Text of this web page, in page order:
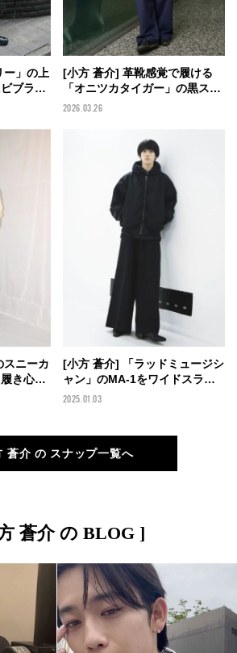
」の上
ブラム
ズでカ
スナッ
[小方 蒼介] 革靴感覚で履ける
「オニツカタイガー」の黒スニ
ーカーで「ダイリク」のニット
2026.03.26
ニーカ
き心
ルバー
[小方 蒼介] 「ラッドミュージシ
ャン」のMA-1をワイドスラッ
クスと革靴でシックにまとめた
2025.01.03
蒼介 の スナップ一覧へ
蒼介 の BLOG ]